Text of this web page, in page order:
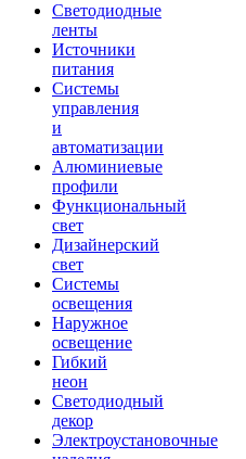
Светодиодные
ленты
Источники
питания
Системы
управления
и
автоматизации
Алюминиевые
профили
Функциональный
свет
Дизайнерский
свет
Системы
освещения
Наружное
освещение
Гибкий
неон
Светодиодный
декор
Электроустановочные